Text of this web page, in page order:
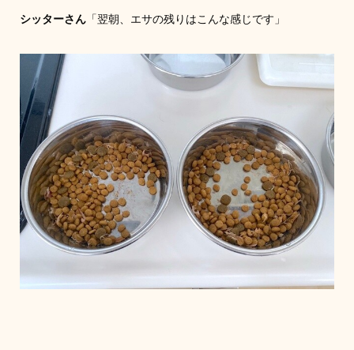
シッターさん「翌朝、エサの残りはこんな感じです」